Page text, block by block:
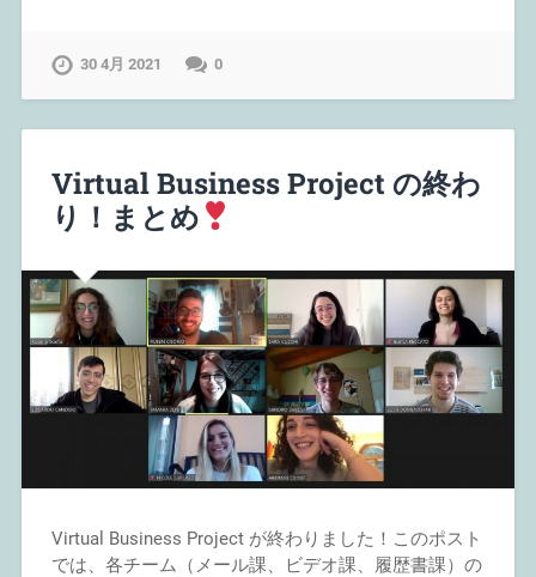
30 4月 2021 0
Virtual Business Project の終わ
り！まとめ
Virtual Business Project が終わりました！このポスト
では、各チーム（メール課、ビデオ課、履歴書課）の